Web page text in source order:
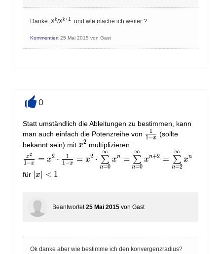
Danke. Xk/Xk+1 und wie mache ich weiter ?
Kommentiert 25 Mai 2015 von Gast
0
Statt umständlich die Ableitungen zu bestimmen, kann
man auch einfach die Potenzreihe von \frac{1}
1 −x
1
(sollte
bekannt sein) mit x^2
x2 multiplizieren:
\frac{x^2}{1-x}=x^2\cdot \frac{1}
{1-x}=x^2\cdot
\sum\limits_{n=0}^\infty
x^{n}
1 −x
x2 = x2 ⋅ 1 −x
1 = x2 ⋅
n=0
∑
∞
xn =
n=0
∑
∞
xn+2 =
n=2
∑
∞
xn
für |x|
x < 1
Beantwortet 25 Mai 2015 von Gast
Ok danke aber wie bestimme ich den konvergenzradius?